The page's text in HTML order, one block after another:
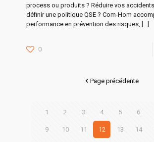
process ou produits ? Réduire vos accidents
définir une politique QSE ? Com-Hom
performance en prévention des risques, […]
0
Page précédente
1 2 3 4 5 6
9 10 11 12 13 14